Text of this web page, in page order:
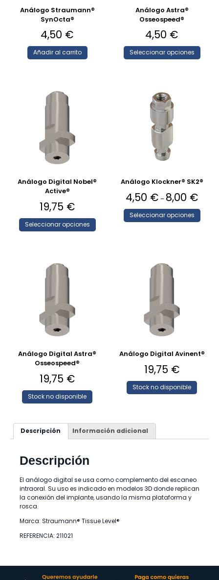
Análogo Straumann®
SynOcta®
4,50 €
Añadir al carrito
Análogo Astra®
Osseospeed®
4,50 €
Seleccionar opciones
Análogo Digital Nobel®
Active®
19,75 €
Seleccionar opciones
Análogo Klockner® SK2®
4,50 € – 8,00 €
Seleccionar opciones
Análogo Digital Astra®
Osseospeed®
19,75 €
Stock no disponible
Análogo Digital Avinent®
19,75 €
Stock no disponible
Descripción Información adicional
Descripción
El análogo digital se usa como complemento del escaneo
intraoral. Su uso es indicado en modelos 3D donde replican
la conexión del implante, usando la misma plataforma y
rosca.
Marca: Straumann® Tissue Level®
REFERENCIA: 211021